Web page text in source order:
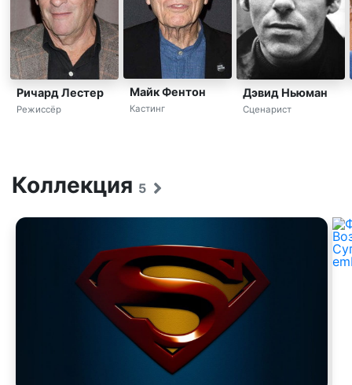
Ричард Лестер
Режиссёр
Майк Фентон
Кастинг
Дэвид Ньюман
Сценарист
Коллекция 5